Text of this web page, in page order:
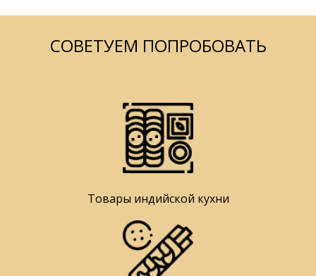
СОВЕТУЕМ ПОПРОБОВАТЬ
Товары индийской кухни